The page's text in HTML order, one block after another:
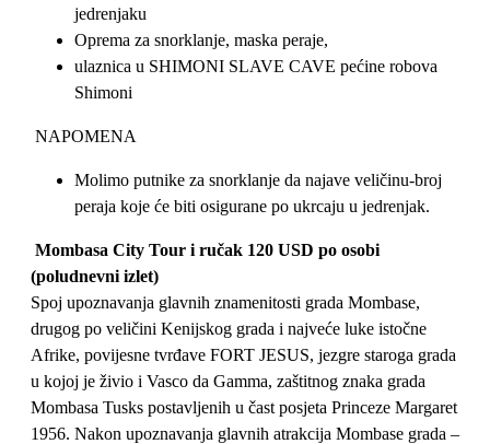
jedrenjaku
Oprema za snorklanje, maska peraje,
ulaznica u SHIMONI SLAVE CAVE pećine robova
Shimoni
NAPOMENA
Molimo putnike za snorklanje da najave veličinu-broj
peraja koje će biti osigurane po ukrcaju u jedrenjak.
Mombasa City Tour i ručak 120 USD po osobi
(poludnevni izlet)
Spoj upoznavanja glavnih znamenitosti grada Mombase,
drugog po veličini Kenijskog grada i najveće luke istočne
Afrike, povijesne tvrđave FORT JESUS, jezgre staroga grada
u kojoj je živio i Vasco da Gamma, zaštitnog znaka grada
Mombasa Tusks postavljenih u čast posjeta Princeze Margaret
1956. Nakon upoznavanja glavnih atrakcija Mombase grada –